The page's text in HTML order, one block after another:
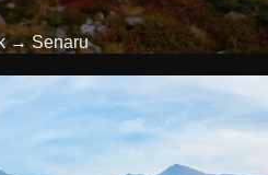
→ Senaru